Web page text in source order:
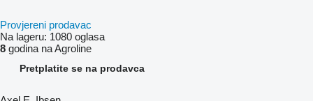
Provjereni prodavac
Na lageru: 1080 oglasa
8 godina na Agroline
Pretplatite se na prodavca